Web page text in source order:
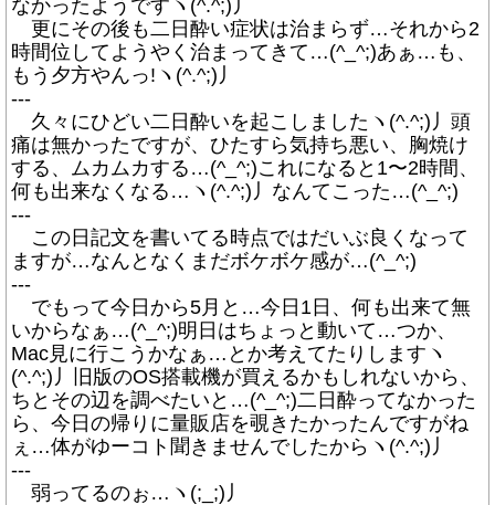
なかったようですヽ(^.^;)丿
更にその後も二日酔い症状は治まらず…それから2
時間位してようやく治まってきて…(^_^;)あぁ…も、
もう夕方やんっ!ヽ(^.^;)丿
---
久々にひどい二日酔いを起こしましたヽ(^.^;)丿頭
痛は無かったですが、ひたすら気持ち悪い、胸焼け
する、ムカムカする…(^_^;)これになると1〜2時間、
何も出来なくなる…ヽ(^.^;)丿なんてこった…(^_^;)
---
この日記文を書いてる時点ではだいぶ良くなって
ますが…なんとなくまだボケボケ感が…(^_^;)
---
でもって今日から5月と…今日1日、何も出来て無
いからなぁ…(^_^;)明日はちょっと動いて…つか、
Mac見に行こうかなぁ…とか考えてたりしますヽ
(^.^;)丿旧版のOS搭載機が買えるかもしれないから、
ちとその辺を調べたいと…(^_^;)二日酔ってなかった
ら、今日の帰りに量販店を覗きたかったんですがね
ぇ…体がゆーコト聞きませんでしたからヽ(^.^;)丿
---
弱ってるのぉ…ヽ(;_;)丿